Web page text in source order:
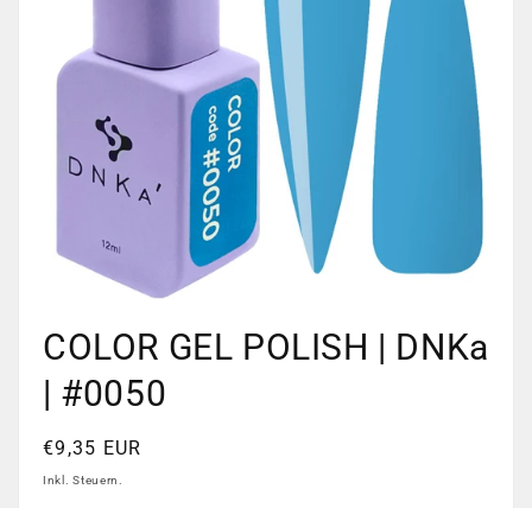
in
Modal
öffnen
COLOR GEL POLISH | DNKa
| #0050
Normaler
Preis
€9,35 EUR
Inkl. Steuern.